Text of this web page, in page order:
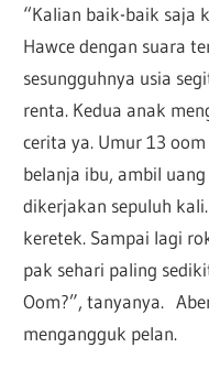
“Kalian baik-baik saja
Hawce dengan suara
sesungguhnya usia
renta. Kedua anak
cerita ya. Umur 13
belanja ibu, ambil
dikerjakan sepuluh
keretek. Sampai lagi
pak sehari paling
Oom?”, tanyanya.
mengangguk pelan.